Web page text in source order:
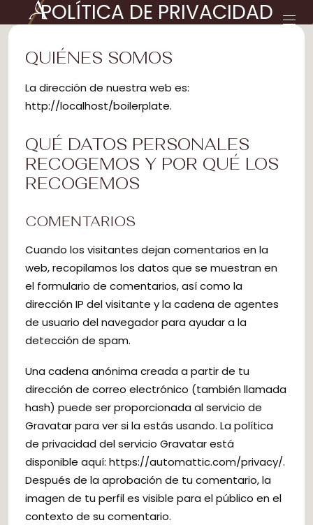
POLÍTICA DE PRIVACIDAD
QUIÉNES SOMOS
La dirección de nuestra web es:
http://localhost/boilerplate.
QUÉ DATOS PERSONALES
RECOGEMOS Y POR QUÉ LOS
RECOGEMOS
COMENTARIOS
Cuando los visitantes dejan comentarios en la
web, recopilamos los datos que se muestran en
el formulario de comentarios, así como la
dirección IP del visitante y la cadena de agentes
de usuario del navegador para ayudar a la
detección de spam.
Una cadena anónima creada a partir de tu
dirección de correo electrónico (también llamada
hash) puede ser proporcionada al servicio de
Gravatar para ver si la estás usando. La política
de privacidad del servicio Gravatar está
disponible aquí: https://automattic.com/privacy/.
Después de la aprobación de tu comentario, la
imagen de tu perfil es visible para el público en el
contexto de su comentario.